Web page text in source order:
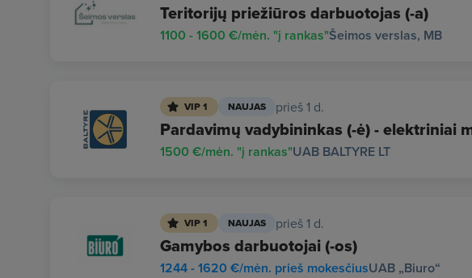
Teritorijų priežiūros darbuotojas (-a)
Šeimos verslas, MB
1100 - 1600 €/mėn. "į rankas"
VIP 1 NAUJAS prieš 1 d.
Pardavimų vadybininkas (-ė) - elektriniai
UAB BALTYRE LT
1500 €/mėn. "į rankas"
VIP 1 NAUJAS prieš 1 d.
Gamybos darbuotojai (-os)
UAB „Biuro“
1244 - 1620 €/mėn. prieš mokesčius